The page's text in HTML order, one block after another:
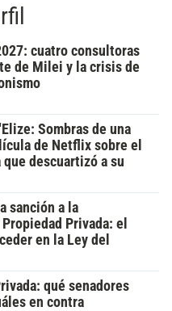
cuatro consultoras
de Milei y la crisis de
Sombras de una
de Netflix sobre el
que descuartizó a su
sanción a la
Privada: el
en la Ley del
qué senadores
en contra